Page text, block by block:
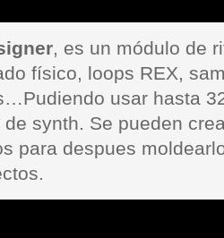
, es un módulo de
físico, loops REX,
usar hasta
synth. Se pueden
para despues